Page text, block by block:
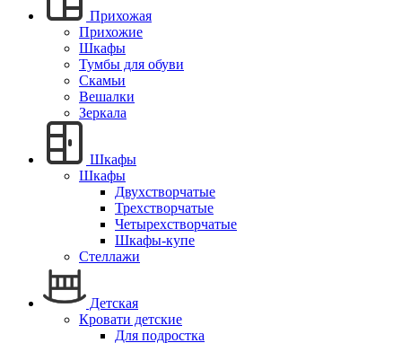
Прихожая
Прихожие
Шкафы
Тумбы для обуви
Скамьи
Вешалки
Зеркала
Шкафы
Шкафы
Двухстворчатые
Трехстворчатые
Четырехстворчатые
Шкафы-купе
Стеллажи
Детская
Кровати детские
Для подростка